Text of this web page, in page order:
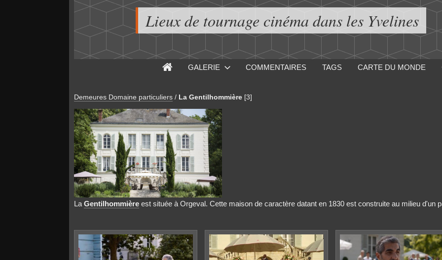
Lieux de tournage cinéma dans les Yvelines
GALERIE COMMENTAIRES TAGS CARTE DU MONDE
Demeures Domaine particuliers / La Gentilhommière [3]
La Gentilhommièreest située à Orgeval. Cette maison de caractère datant en 1830 est construite au milieu d'un